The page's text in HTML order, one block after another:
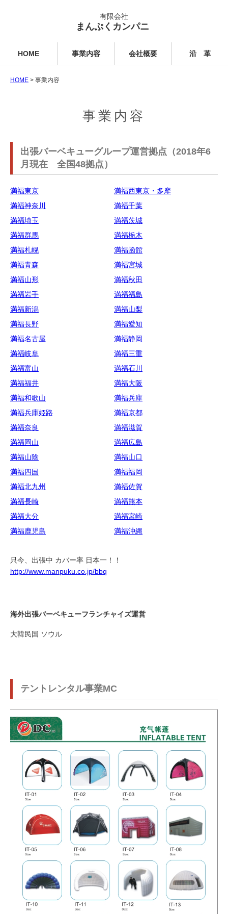
有限会社
まんぷくカンパニ
HOME 事業内容 会社概要 沿 革
HOME > 事業内容
事業内容
出張バーベキューグループ運営拠点（2018年6
月現在 全国48拠点）
満福東京
満福西東京・多摩
満福神奈川
満福千葉
満福埼玉
満福茨城
満福群馬
満福栃木
満福札幌
満福函館
満福青森
満福宮城
満福山形
満福秋田
満福岩手
満福福島
満福新潟
満福山梨
満福長野
満福愛知
満福名古屋
満福静岡
満福岐阜
満福三重
満福富山
満福石川
満福福井
満福大阪
満福和歌山
満福兵庫
満福兵庫姫路
満福京都
満福奈良
満福滋賀
満福岡山
満福広島
満福山陰
満福山口
満福四国
満福福岡
満福北九州
満福佐賀
満福長崎
満福熊本
満福大分
満福宮崎
満福鹿児島
満福沖縄
只今、出張中 カバー率 日本一！！
http://www.manpuku.co.jp/bbq
海外出張バーベキューフランチャイズ運営
大韓民国 ソウル
テントレンタル事業MC